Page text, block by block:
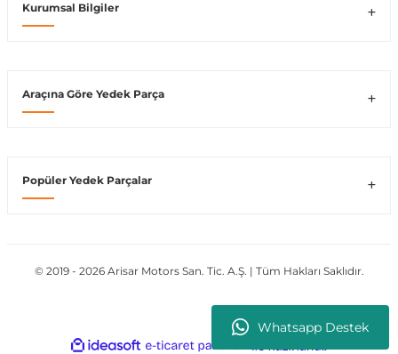
Whatsapp Destek
Kurumsal Bilgiler
Araçına Göre Yedek Parça
Popüler Yedek Parçalar
© 2019 - 2026 Arisar Motors San. Tic. A.Ş. | Tüm Hakları Saklıdır.
ideasoft